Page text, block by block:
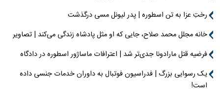
رختِ عزا به تن اسطوره | پدر لیونل مسی درگذشت
خانه مجلل محمد صلاح، جایی که او مثل پادشاه زندگی می‌کند | تصاویر
فرضیه قتل مارادونا جدی‌تر شد | اعترافات ماساژور اسطوره در دادگاه
یک رسوایی بزرگ | فدراسیون فوتبال به داوران خدمات جنسی داده
است!